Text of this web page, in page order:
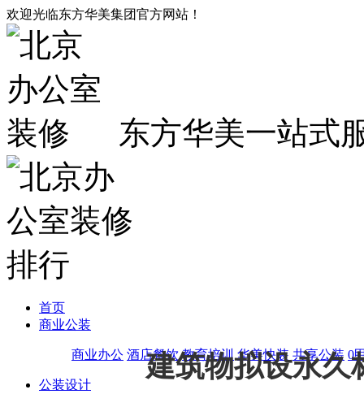
欢迎光临东方华美集团官方网站！
东方华美一站式
首页
商业公装
商业办公 酒店餐饮 教育培训 华美快装 共享公装 0
公装设计
建筑物拟设永久